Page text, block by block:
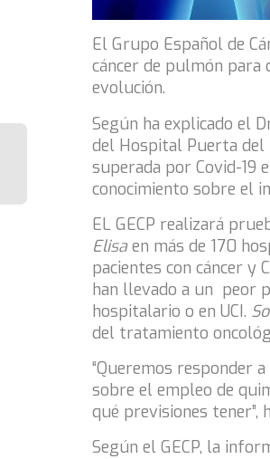
El Grupo Español de
cáncer de pulmón para
evolución.
Según ha explicado el
del Hospital Puerta del
superada por Covid-19
conocimiento sobre el
EL GECP realizará
Elisaen más de 170
pacientes con cáncer y
han llevado a un peor
hospitalario o en UCI.
del tratamiento
“Queremos responder
sobre el empleo de
qué previsiones tener”,
Según el GECP, la